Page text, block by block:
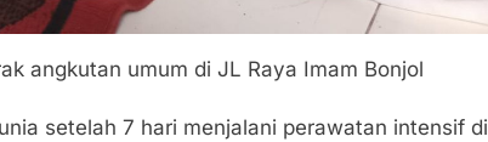
angkutan umum di JL Raya Imam Bonjol
setelah 7 hari menjalani perawatan intensif di